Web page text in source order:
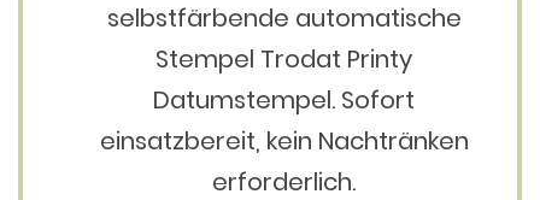
selbstfärbende automatische
Stempel Trodat Printy
Datumstempel. Sofort
einsatzbereit, kein Nachtränken
erforderlich.